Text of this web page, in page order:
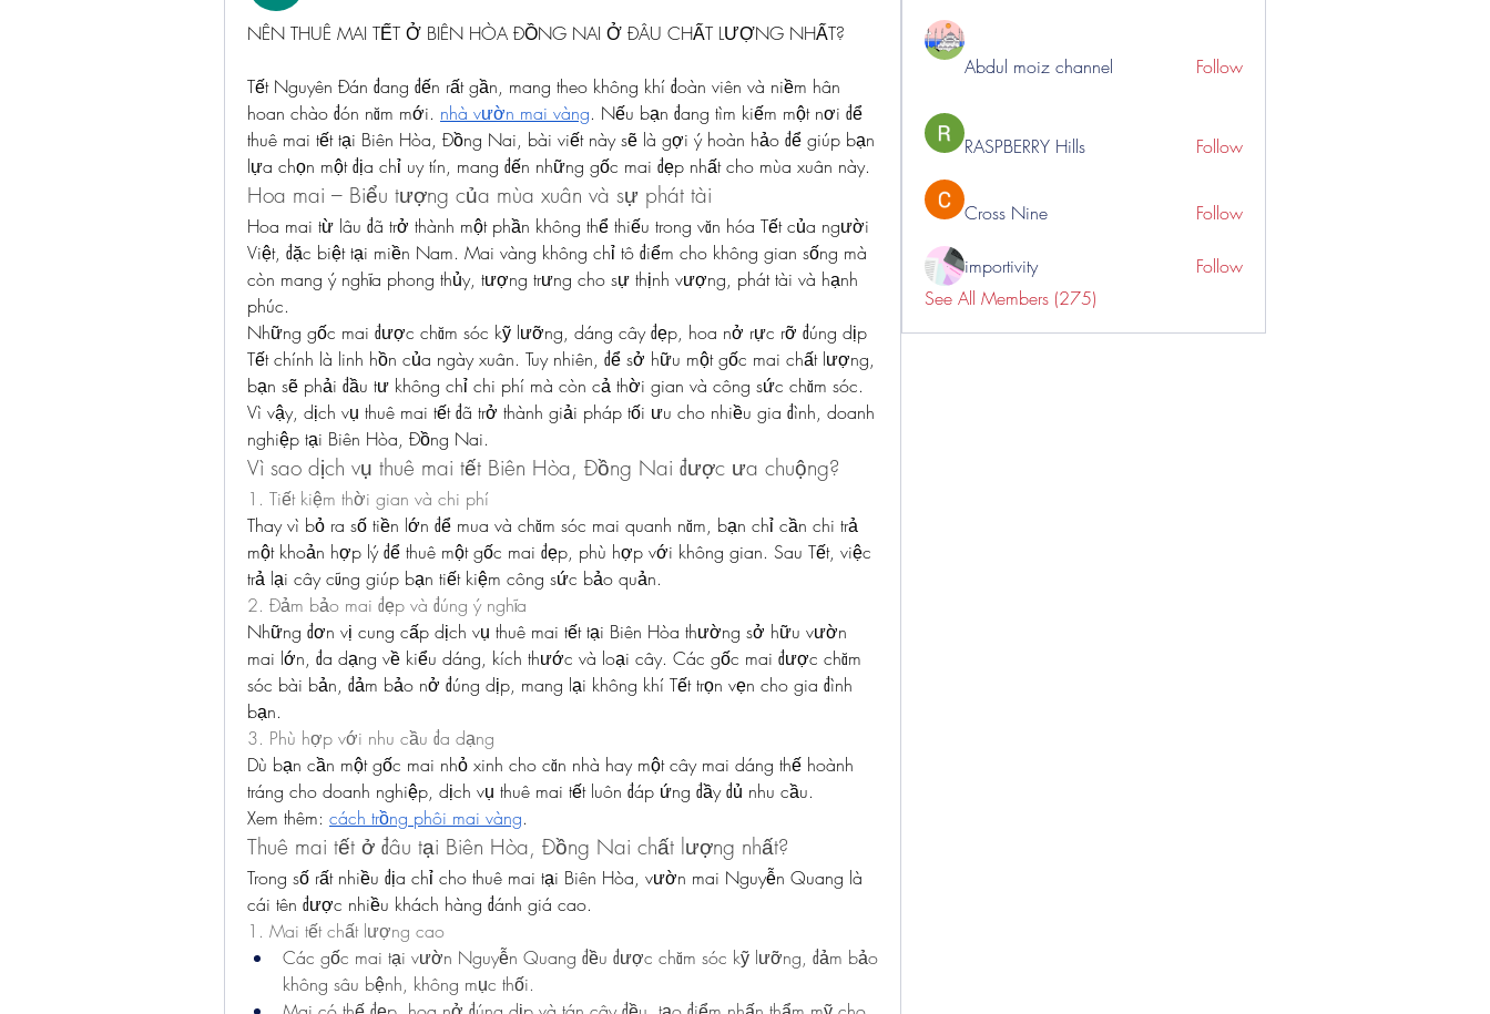
NÊN THUÊ MAI TẾT Ở BIÊN HÒA ĐỒNG NAI Ở ĐÂU CHẤT LƯỢNG NHẤT?
Tết Nguyên Đán đang đến rất gần, mang theo không khí đoàn viên và niềm hân
hoan chào đón năm mới. nhà vườn mai vàng. Nếu bạn đang tìm kiếm một nơi để
thuê mai tết tại Biên Hòa, Đồng Nai, bài viết này sẽ là gợi ý hoàn hảo để giúp bạn
lựa chọn một địa chỉ uy tín, mang đến những gốc mai đẹp nhất cho mùa xuân này.
Hoa mai – Biểu tượng của mùa xuân và sự phát tài
Hoa mai từ lâu đã trở thành một phần không thể thiếu trong văn hóa Tết của người
Việt, đặc biệt tại miền Nam. Mai vàng không chỉ tô điểm cho không gian sống mà
còn mang ý nghĩa phong thủy, tượng trưng cho sự thịnh vượng, phát tài và hạnh
phúc.
Những gốc mai được chăm sóc kỹ lưỡng, dáng cây đẹp, hoa nở rực rỡ đúng dịp
Tết chính là linh hồn của ngày xuân. Tuy nhiên, để sở hữu một gốc mai chất lượng,
bạn sẽ phải đầu tư không chỉ chi phí mà còn cả thời gian và công sức chăm sóc.
Vì vậy, dịch vụ thuê mai tết đã trở thành giải pháp tối ưu cho nhiều gia đình, doanh
nghiệp tại Biên Hòa, Đồng Nai.
Vì sao dịch vụ thuê mai tết Biên Hòa, Đồng Nai được ưa chuộng?
1. Tiết kiệm thời gian và chi phí
Thay vì bỏ ra số tiền lớn để mua và chăm sóc mai quanh năm, bạn chỉ cần chi trả
một khoản hợp lý để thuê một gốc mai đẹp, phù hợp với không gian. Sau Tết, việc
trả lại cây cũng giúp bạn tiết kiệm công sức bảo quản.
2. Đảm bảo mai đẹp và đúng ý nghĩa
Những đơn vị cung cấp dịch vụ thuê mai tết tại Biên Hòa thường sở hữu vườn
mai lớn, đa dạng về kiểu dáng, kích thước và loại cây. Các gốc mai được chăm
sóc bài bản, đảm bảo nở đúng dịp, mang lại không khí Tết trọn vẹn cho gia đình
bạn.
3. Phù hợp với nhu cầu đa dạng
Dù bạn cần một gốc mai nhỏ xinh cho căn nhà hay một cây mai dáng thế hoành
tráng cho doanh nghiệp, dịch vụ thuê mai tết luôn đáp ứng đầy đủ nhu cầu.
Xem thêm: cách trồng phôi mai vàng.
Thuê mai tết ở đâu tại Biên Hòa, Đồng Nai chất lượng nhất?
Trong số rất nhiều địa chỉ cho thuê mai tại Biên Hòa, vườn mai Nguyễn Quang là
cái tên được nhiều khách hàng đánh giá cao.
1. Mai tết chất lượng cao
Các gốc mai tại vườn Nguyễn Quang đều được chăm sóc kỹ lưỡng, đảm bảo
không sâu bệnh, không mục thối.
Abdul moiz channel Follow
RASPBERRY Hills Follow
Cross Nine Follow
importivity
Follow
See All Members (275)